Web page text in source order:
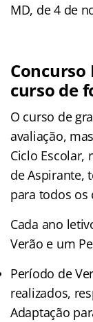
MD, de 4 de
Concurso
curso de
O curso de
avaliação,
Ciclo Escolar,
de Aspirante,
para todos os
Cada ano
Verão e um
Período de
realizados,
Adaptação